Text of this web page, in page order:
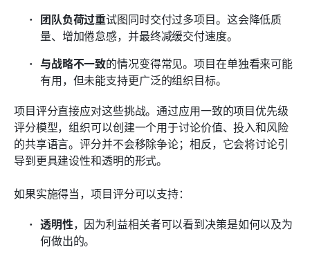
团队负荷过重试图同时交付过多项目。这会降低质
量、增加倦怠感，并最终减缓交付速度。
与战略不一致的情况变得常见。项目在单独看来可能
有用，但未能支持更广泛的组织目标。
项目评分直接应对这些挑战。通过应用一致的项目优先级
评分模型，组织可以创建一个用于讨论价值、投入和风险
的共享语言。评分并不会移除争论；相反，它会将讨论引
导到更具建设性和透明的形式。
如果实施得当，项目评分可以支持：
透明性，因为利益相关者可以看到决策是如何以及为
何做出的。